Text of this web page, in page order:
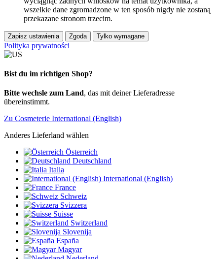
wszelkie dane zgromadzone w ten sposób nigdy nie zostaną
przekazane stronom trzecim.
Zapisz ustawienia Zgoda Tylko wymagane
Polityka prywatności
Bist du im richtigen Shop?
Bitte wechsle zum Land, das mit deiner Lieferadresse
übereinstimmt.
Zu Cosmeterie International (English)
Anderes Lieferland wählen
Österreich
Deutschland
Italia
International (English)
France
Schweiz
Svizzera
Suisse
Switzerland
Slovenija
España
Magyar